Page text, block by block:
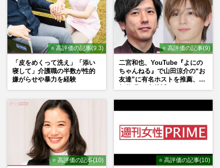
⭐ 高評価の記事(9.3)
「皮をめくって洗え」「添い
寝して」介護職の半数が性的
嫌がらせや暴力を経験
⭐ 高評価の記事(9)
二宮和也、YouTube『よにの
ちゃんねる』で山田涼介の“お
友達”に有名ホストを推薦、歌
⭐ 高評価の記事(10) ⭐ 高評価の記事(10)